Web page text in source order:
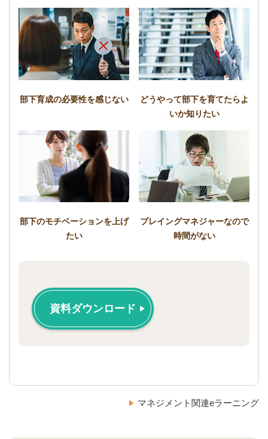
部下育成の必要性を感じない
どうやって部下を育てたらよ
いか知りたい
部下のモチベーションを上げ
たい
プレイングマネジャーなので
時間がない
資料ダウンロード
マネジメント関連eラーニング